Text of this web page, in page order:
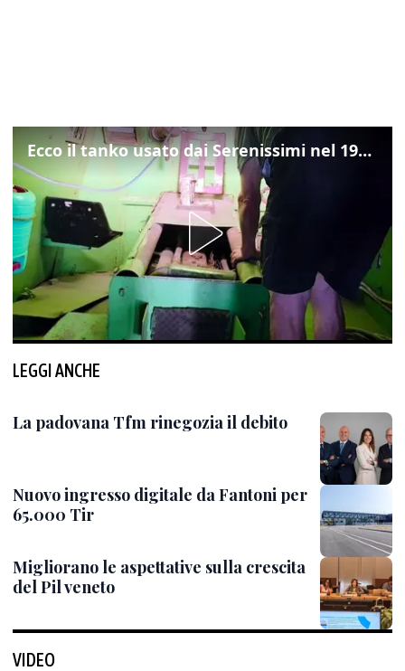
Ecco il tanko usato dai Serenissimi nel 1997 per il blitz a San Marco
LEGGI ANCHE
La padovana Tfm rinegozia il debito
Nuovo ingresso digitale da Fantoni per
65.000 Tir
Migliorano le aspettative sulla crescita
del Pil veneto
VIDEO